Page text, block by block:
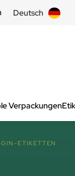
Deutsch
Verpackungen
GIN-ETIKETTEN